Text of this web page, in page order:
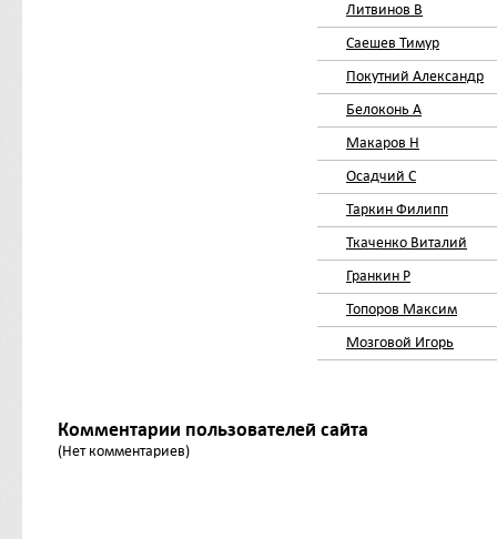
Литвинов В
Саешев Тимур
Покутний Александр
Белоконь А
Макаров Н
Осадчий С
Таркин Филипп
Ткаченко Виталий
Гранкин Р
Топоров Максим
Мозговой Игорь
Комментарии пользователей сайта
(Нет комментариев)